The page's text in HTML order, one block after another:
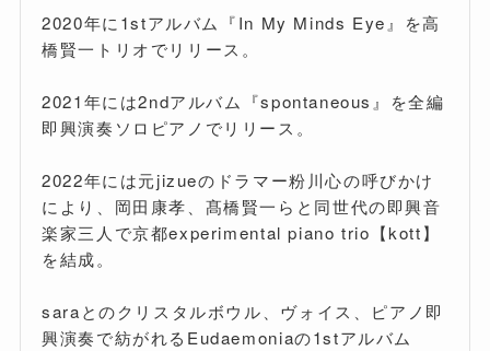
2020年に1stアルバム『In My Minds Eye』を高
橋賢一トリオでリリース。
2021年には2ndアルバム『spontaneous』を全編
即興演奏ソロピアノでリリース。
2022年には元jizueのドラマー粉川心の呼びかけ
により、岡田康孝、髙橋賢一らと同世代の即興音
楽家三人で京都experimental piano trio【kott】
を結成。
saraとのクリスタルボウル、ヴォイス、ピアノ即
興演奏で紡がれるEudaemoniaの1stアルバム